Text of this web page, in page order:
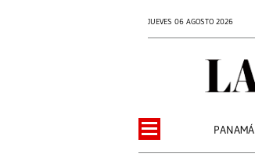
JUEVES 06 AGOSTO 2026
PANAMÁ